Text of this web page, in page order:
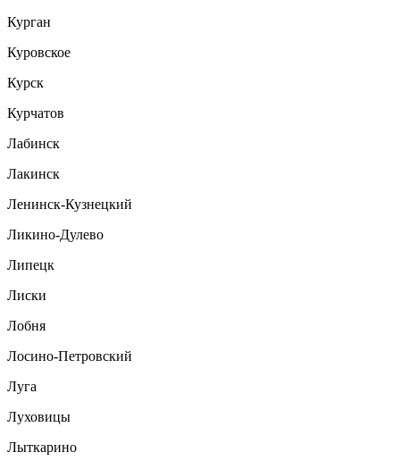
Курган
Куровское
Курск
Курчатов
Лабинск
Лакинск
Ленинск-Кузнецкий
Ликино-Дулево
Липецк
Лиски
Лобня
Лосино-Петровский
Луга
Луховицы
Лыткарино